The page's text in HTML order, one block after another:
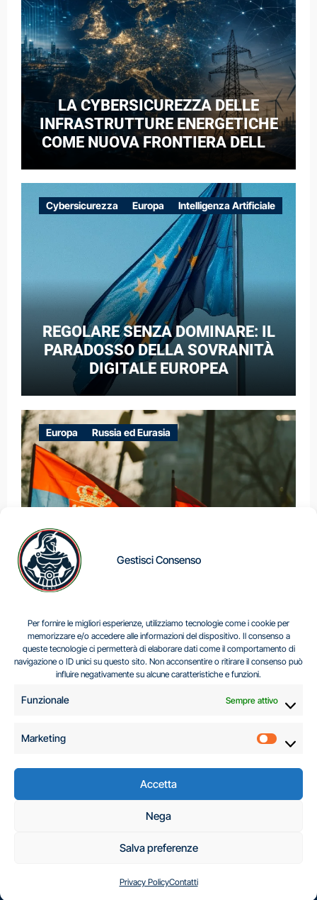
Gestisci Consenso
Per fornire le migliori esperienze, utilizziamo tecnologie come i cookie per
memorizzare e/o accedere alle informazioni del dispositivo. Il consenso a
queste tecnologie ci permetterà di elaborare dati come il comportamento di
navigazione o ID unici su questo sito. Non acconsentire o ritirare il consenso può
influire negativamente su alcune caratteristiche e funzioni.
Funzionale Sempre attivo
Marketing
Accetta
Nega
Salva preferenze
Privacy PolicyContatti
LA CYBERSICUREZZA DELLE
INFRASTRUTTURE ENERGETICHE
COME NUOVA FRONTIERA DELLA
CASO DELLE RETI ELETTRICHE
EUROPEE NEL CONTESTO DELLA
GUERRA IBRIDA
Cybersicurezza Europa Intelligenza Artificiale
REGOLARE SENZA DOMINARE: IL
PARADOSSO DELLA SOVRANITÀ
DIGITALE EUROPEA
Europa Russia ed Eurasia
Centro Analisi e Studi Italus © Tutti i diritti riservati
C.A.S.I. – Centro
Analisi e Studi Italus